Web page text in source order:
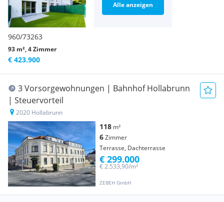
960/73263
93 m², 4 Zimmer
€ 423.900
Alle anzeigen
3 Vorsorgewohnungen | Bahnhof Hollabrunn
| Steuervorteil
2020 Hollabrunn
118 m²
6Zimmer
Terrasse, Dachterrasse
ZEBEH GmbH
€ 2.533,90/m²
€ 299.000